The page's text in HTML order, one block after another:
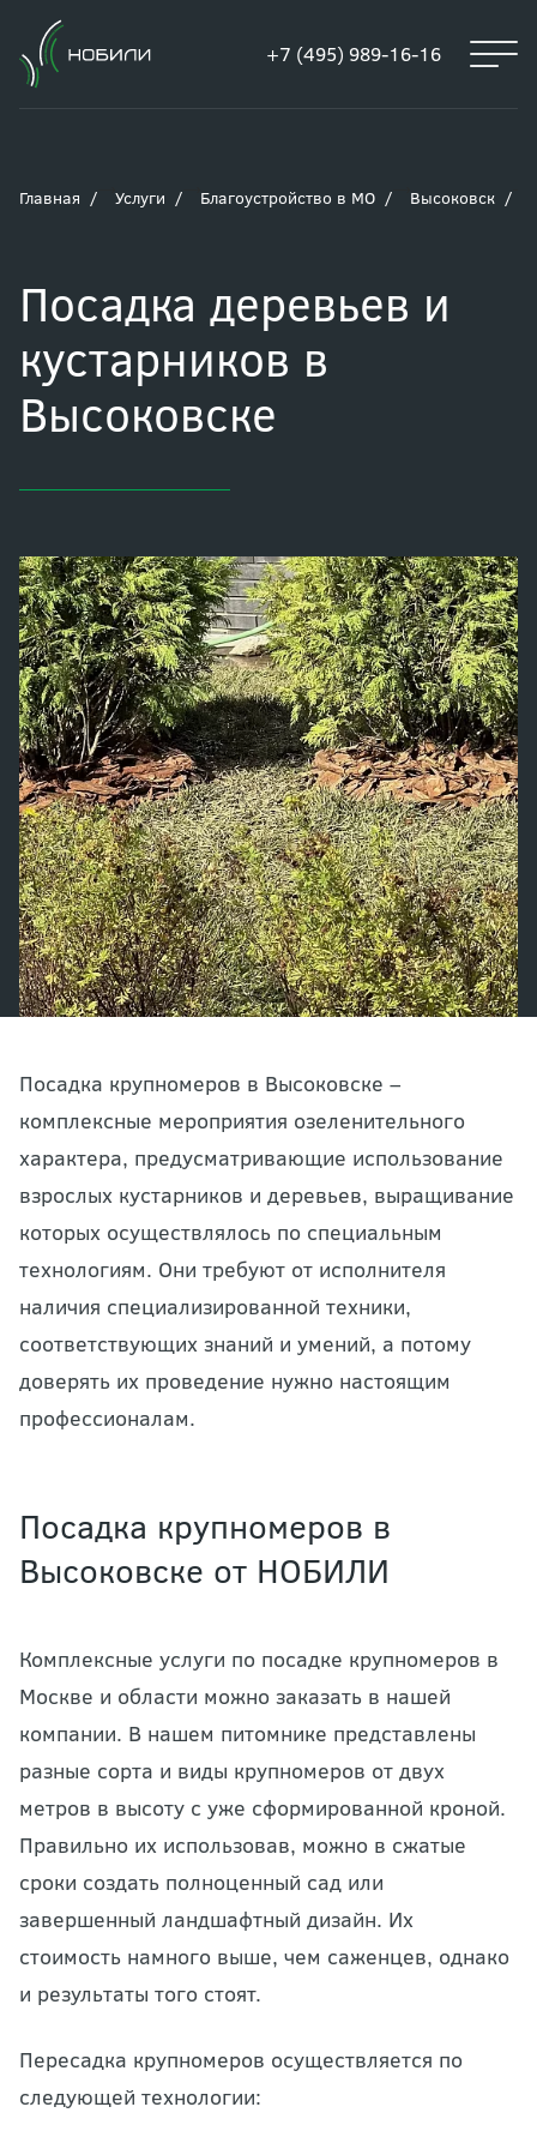
+7 (495) 989-16-16
Главная Услуги Благоустройство в МО Высоковск
Посадка деревьев и
кустарников в
Высоковске
Посадка крупномеров в Высоковске –
комплексные мероприятия озеленительного
характера, предусматривающие использование
взрослых кустарников и деревьев, выращивание
которых осуществлялось по специальным
технологиям. Они требуют от исполнителя
наличия специализированной техники,
соответствующих знаний и умений, а потому
доверять их проведение нужно настоящим
профессионалам.
Посадка крупномеров в
Высоковске от НОБИЛИ
Комплексные услуги по посадке крупномеров в
Москве и области можно заказать в нашей
компании. В нашем питомнике представлены
разные сорта и виды крупномеров от двух
метров в высоту с уже сформированной кроной.
Правильно их использовав, можно в сжатые
сроки создать полноценный сад или
завершенный ландшафтный дизайн. Их
стоимость намного выше, чем саженцев, однако
и результаты того стоят.
Пересадка крупномеров осуществляется по
следующей технологии: